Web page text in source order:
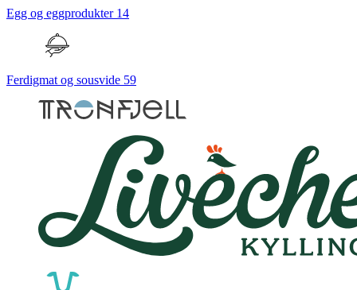
Egg og eggprodukter 14
Ferdigmat og sousvide 59